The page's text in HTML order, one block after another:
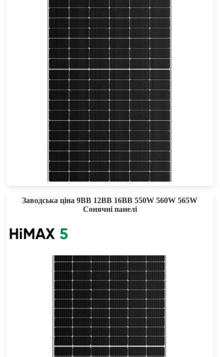
Max Eff: 21.65%
25-річна гарантія на потужність
Заводська ціна 9BB 12BB 16BB 550W 560W 565W
Сонячні панелі